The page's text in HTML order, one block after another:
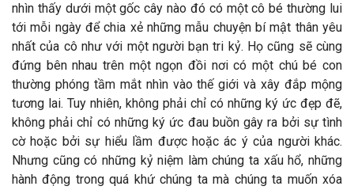
nhìn thấy dưới một gốc cây nào đó có một cô bé thường lui
tới mỗi ngày để chia xẻ những mẫu chuyện bí mật thân yêu
nhất của cô như với một người bạn tri kỷ. Họ cũng sẽ cùng
đứng bên nhau trên một ngọn đồi nơi có một chú bé con
thường phóng tầm mắt nhìn vào thế giới và xây đắp mộng
tương lai. Tuy nhiên, không phải chỉ có những ký ức đẹp đẽ,
không phải chỉ có những ký ức đau buồn gây ra bởi sự tình
cờ hoặc bởi sự hiểu lầm được hoặc ác ý của người khác.
Nhưng cũng có những kỷ niệm làm chúng ta xấu hổ, những
hành động trong quá khứ chúng ta mà chúng ta muốn xóa